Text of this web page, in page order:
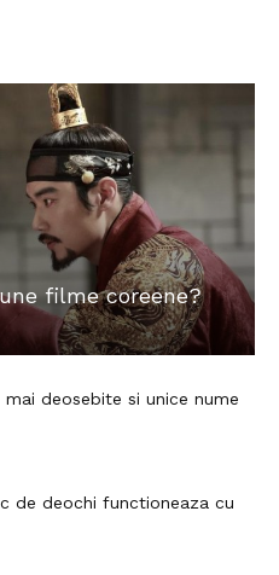
filme coreene?
mai deosebite si unice nume
de deochi functioneaza cu